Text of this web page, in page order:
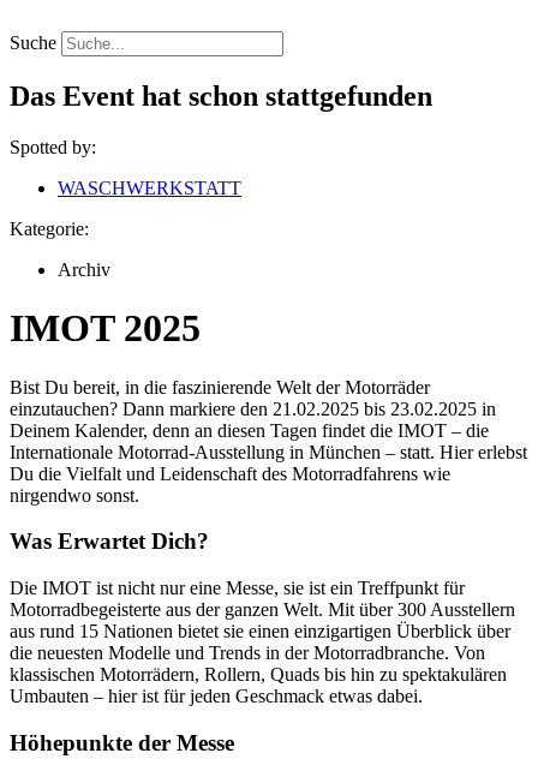
Inhalt
springen
Suche
Das Event hat schon stattgefunden
Spotted by:
WASCHWERKSTATT
Kategorie:
Archiv
IMOT 2025
Bist Du bereit, in die faszinierende Welt der Motorräder
einzutauchen? Dann markiere den 21.02.2025 bis 23.02.2025 in
Deinem Kalender, denn an diesen Tagen findet die IMOT – die
Internationale Motorrad-Ausstellung in München – statt. Hier erlebst
Du die Vielfalt und Leidenschaft des Motorradfahrens wie
nirgendwo sonst.
Was Erwartet Dich?
Die IMOT ist nicht nur eine Messe, sie ist ein Treffpunkt für
Motorradbegeisterte aus der ganzen Welt. Mit über 300 Ausstellern
aus rund 15 Nationen bietet sie einen einzigartigen Überblick über
die neuesten Modelle und Trends in der Motorradbranche. Von
klassischen Motorrädern, Rollern, Quads bis hin zu spektakulären
Umbauten – hier ist für jeden Geschmack etwas dabei.
Höhepunkte der Messe